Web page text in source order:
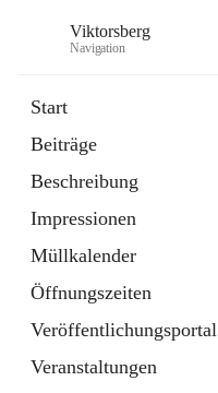
Viktorsberg
Navigation
Start
Beiträge
Beschreibung
Impressionen
Müllkalender
Öffnungszeiten
Veröffentlichungsportal
Veranstaltungen
1 Schnellzugriff
Bürgerservice
10 Schnellzugriffe